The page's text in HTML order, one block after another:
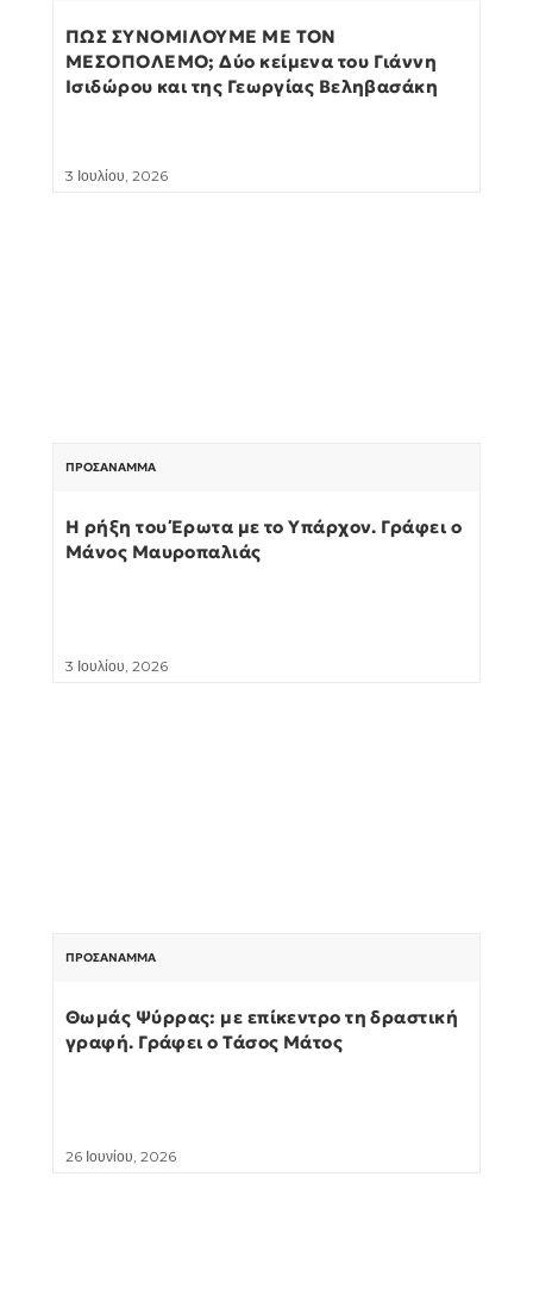
ΠΩΣ ΣΥΝΟΜΙΛΟΥΜΕ ΜΕ ΤΟΝ
ΜΕΣΟΠΟΛΕΜΟ; Δύο κείμενα του Γιάννη
Ισιδώρου και της Γεωργίας Βεληβασάκη
3 Ιουλίου, 2026
ΠΡΟΣΆΝΑΜΜΑ
Η ρήξη του Έρωτα με το Υπάρχον. Γράφει ο
Μάνος Μαυροπαλιάς
3 Ιουλίου, 2026
ΠΡΟΣΆΝΑΜΜΑ
Θωμάς Ψύρρας: με επίκεντρο τη δραστική
γραφή. Γράφει ο Τάσος Μάτος
26 Ιουνίου, 2026